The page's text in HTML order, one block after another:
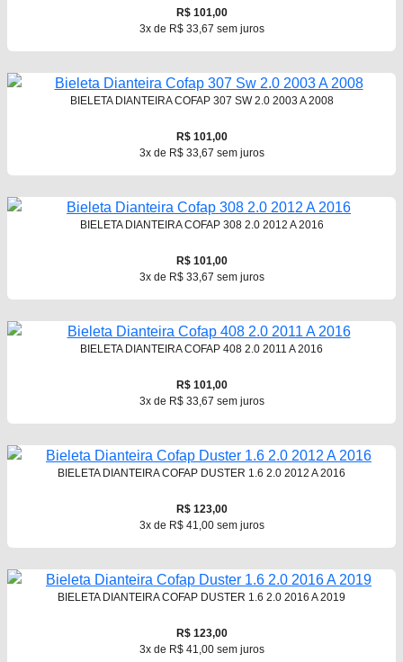
R$ 101,00
3x de R$ 33,67 sem juros
BIELETA DIANTEIRA COFAP 307 SW 2.0 2003 A 2008
R$ 101,00
3x de R$ 33,67 sem juros
BIELETA DIANTEIRA COFAP 308 2.0 2012 A 2016
R$ 101,00
3x de R$ 33,67 sem juros
BIELETA DIANTEIRA COFAP 408 2.0 2011 A 2016
R$ 101,00
3x de R$ 33,67 sem juros
BIELETA DIANTEIRA COFAP DUSTER 1.6 2.0 2012 A 2016
R$ 123,00
3x de R$ 41,00 sem juros
BIELETA DIANTEIRA COFAP DUSTER 1.6 2.0 2016 A 2019
R$ 123,00
3x de R$ 41,00 sem juros